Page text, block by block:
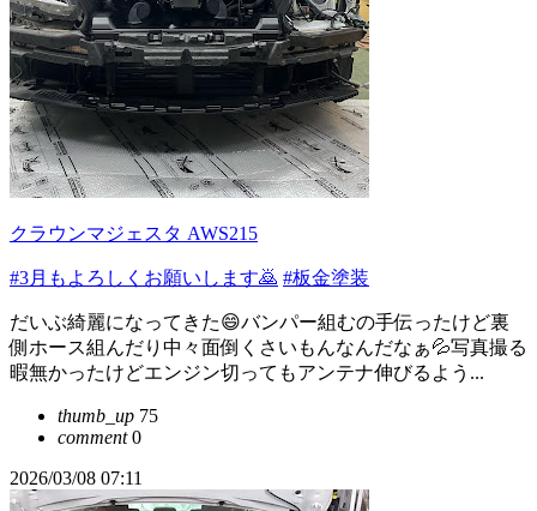
クラウンマジェスタ AWS215
#3月もよろしくお願いします🙇 #板金塗装
だいぶ綺麗になってきた😄バンパー組むの手伝ったけど裏
側ホース組んだり中々面倒くさいもんなんだなぁ💦写真撮る
暇無かったけどエンジン切ってもアンテナ伸びるよう...
thumb_up 75
comment0
2026/03/08 07:11